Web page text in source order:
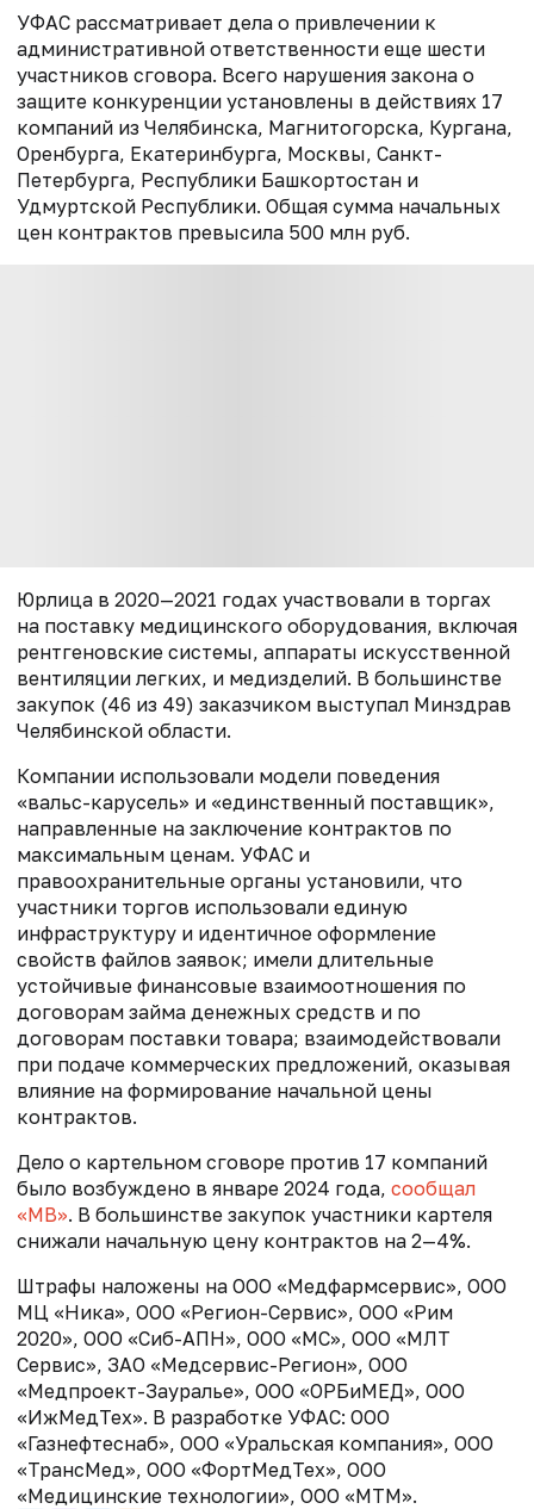
УФАС рассматривает дела о привлечении к
административной ответственности еще шести
участников сговора. Всего нарушения закона о
защите конкуренции установлены в действиях 17
компаний из Челябинска, Магнитогорска, Кургана,
Оренбурга, Екатеринбурга, Москвы, Санкт-
Петербурга, Республики Башкортостан и
Удмуртской Республики. Общая сумма начальных
цен контрактов превысила 500 млн руб.
Юрлица в 2020—2021 годах участвовали в торгах
на поставку медицинского оборудования, включая
рентгеновские системы, аппараты искусственной
вентиляции легких, и медизделий. В большинстве
закупок (46 из 49) заказчиком выступал Минздрав
Челябинской области.
Компании использовали модели поведения
«вальс-карусель» и «единственный поставщик»,
направленные на заключение контрактов по
максимальным ценам. УФАС и
правоохранительные органы установили, что
участники торгов использовали единую
инфраструктуру и идентичное оформление
свойств файлов заявок; имели длительные
устойчивые финансовые взаимоотношения по
договорам займа денежных средств и по
договорам поставки товара; взаимодействовали
при подаче коммерческих предложений, оказывая
влияние на формирование начальной цены
контрактов.
Дело о картельном сговоре против 17 компаний
было возбуждено в январе 2024 года, сообщал
«МВ». В большинстве закупок участники картеля
снижали начальную цену контрактов на 2—4%.
Штрафы наложены на ООО «Медфармсервис», ООО
МЦ «Ника», ООО «Регион-Сервис», ООО «Рим
2020», ООО «Сиб-АПН», ООО «МС», ООО «МЛТ
Сервис», ЗАО «Медсервис-Регион», ООО
«Медпроект-Зауралье», ООО «ОРБиМЕД», ООО
«ИжМедТех». В разработке УФАС: ООО
«Газнефтеснаб», ООО «Уральская компания», ООО
«ТрансМед», ООО «ФортМедТех», ООО
«Медицинские технологии», ООО «МТМ».